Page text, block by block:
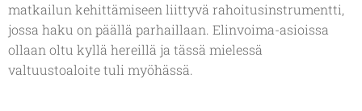
matkailun kehittämiseen liittyvä rahoitusinstrumentti,
jossa haku on päällä parhaillaan. Elinvoima-asioissa
ollaan oltu kyllä hereillä ja tässä mielessä
valtuustoaloite tuli myöhässä.